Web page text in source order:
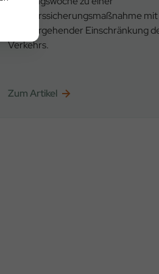
Verkehrssicherungsmaßnahme mit
vorübergehender Einschränkung
Verkehrs.
Zum Artikel